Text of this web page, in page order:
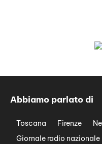
Abbiamo parlato di
Toscana Firenze
Giornale radio nazionale